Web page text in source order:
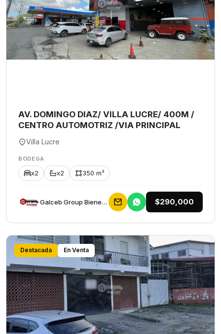
AV. DOMINGO DIAZ/ VILLA LUCRE/ 400M /
CENTRO AUTOMOTRIZ /VIA PRINCIPAL
Villa Lucre
BODEGA
x2 x2 350 m²
Galceb Group Bienes Raices $290,000
Destacada En Venta